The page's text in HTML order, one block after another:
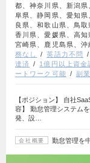
都、神奈川県、新潟
阜県、静岡県、愛知
良県、和歌山県、鳥
香川県、愛媛県、高知
宮崎県、鹿児島県、沖
務なし
英語力不問
達済
1億円以上資金
ートワーク可能
副
【ポジション】 自社
容】 勤怠管理システム
発、設…
会社概要 勤怠管理を